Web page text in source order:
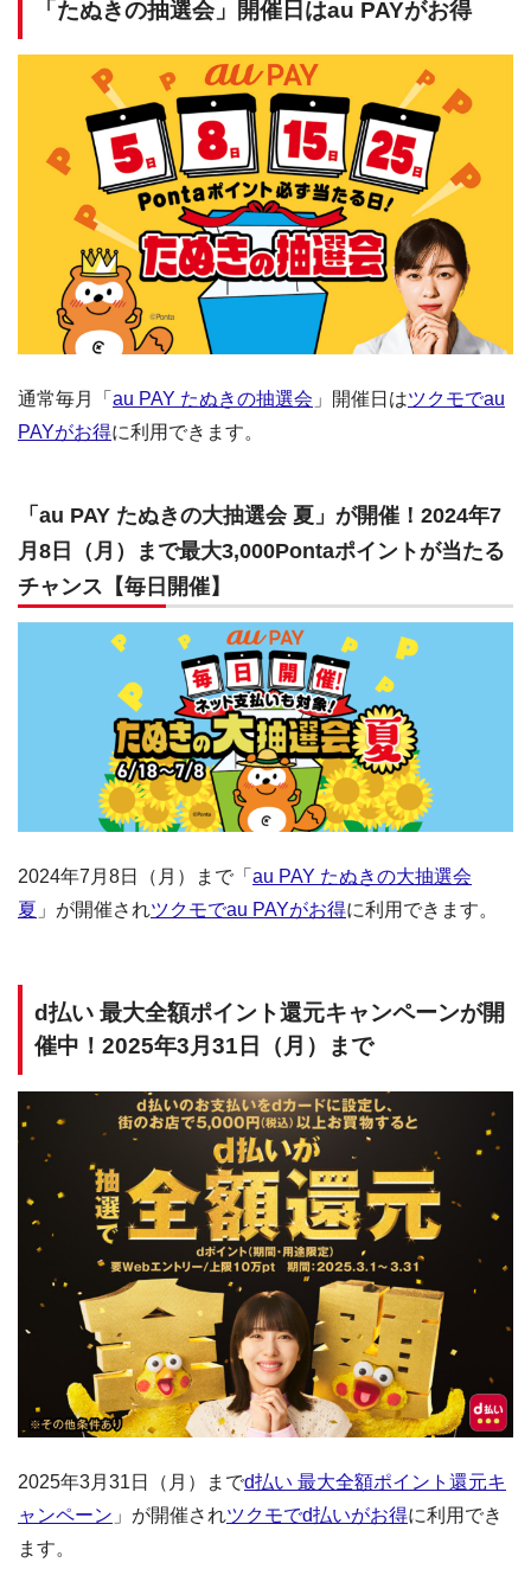
「たぬきの抽選会」開催日はau PAYがお得
通常毎月「 au PAY たぬきの抽選会 」開催日はツクモでau
PAYがお得に利用できます。
「au PAY たぬきの大抽選会 夏」が開催！2024年7
月8日（月）まで最大3,000Pontaポイントが当たる
チャンス【毎日開催】
2024年7月8日（月）まで「 au PAY たぬきの大抽選会
夏 」が開催されツクモでau PAYがお得に利用できます。
d払い 最大全額ポイント還元キャンペーンが開
催中！2025年3月31日（月）まで
2025年3月31日（月）までd払い 最大全額ポイント還元キ
ャンペーン 」が開催されツクモでd払いがお得に利用でき
ます。